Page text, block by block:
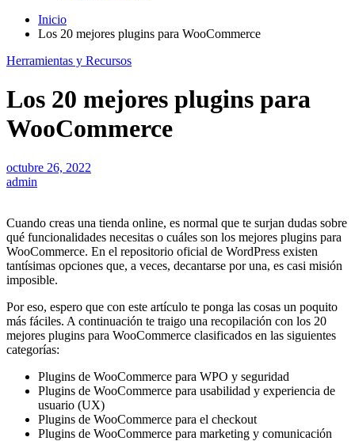
Inicio
Los 20 mejores plugins para WooCommerce
Herramientas y Recursos
Los 20 mejores plugins para
WooCommerce
octubre 26, 2022
admin
Cuando creas una tienda online, es normal que te surjan dudas sobre
qué funcionalidades necesitas o cuáles son los mejores plugins para
WooCommerce. En el repositorio oficial de WordPress existen
tantísimas opciones que, a veces, decantarse por una, es casi misión
imposible.
Por eso, espero que con este artículo te ponga las cosas un poquito
más fáciles. A continuación te traigo una recopilación con los 20
mejores plugins para WooCommerce clasificados en las siguientes
categorías:
Plugins de WooCommerce para WPO y seguridad
Plugins de WooCommerce para usabilidad y experiencia de
usuario (UX)
Plugins de WooCommerce para el checkout
Plugins de WooCommerce para marketing y comunicación